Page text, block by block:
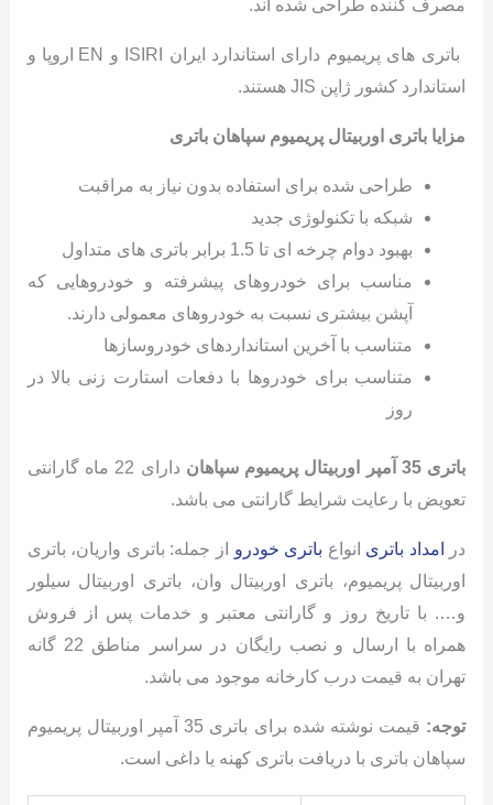
مصرف کننده طراحی شده اند.
باتری های پریمیوم دارای استاندارد ایران ISIRI و EN اروپا و
استاندارد کشور ژاپن JIS هستند.
مزایا باتری اوربیتال پریمیوم سپاهان باتری
طراحی شده برای استفاده بدون نیاز به مراقبت
شبکه با تکنولوژی جدید
بهبود دوام چرخه ای تا 1.5 برابر باتری های متداول
مناسب برای خودروهای پیشرفته و خودروهایی که
آپشن بیشتری نسبت به خودروهای معمولی دارند.
متناسب با آخرین استانداردهای خودروسازها
متناسب برای خودروها با دفعات استارت زنی بالا در
روز
باتری 35 آمپر اوربیتال پریمیوم سپاهان
دارای 22 ماه گارانتی
تعویض با رعایت شرایط گارانتی می باشد.
در امداد باتری انواع باتری خودرو از جمله: باتری واریان، باتری
اوربیتال پریمیوم، باتری اوربیتال وان، باتری اوربیتال سیلور
و…. با تاریخ روز و گارانتی معتبر و خدمات پس از فروش
همراه با ارسال و نصب رایگان در سراسر مناطق 22 گانه
تهران به قیمت درب کارخانه موجود می باشد.
توجه:
قیمت نوشته شده برای باتری 35 آمپر اوربیتال پریمیوم
سپاهان باتری با دریافت باتری کهنه یا داغی است.